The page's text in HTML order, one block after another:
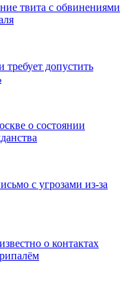
твита с обвинениями
допустить
о состоянии
с угрозами из-за
о контактах